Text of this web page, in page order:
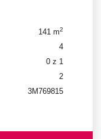
141 m2
4
0 z 1
2
3M769815